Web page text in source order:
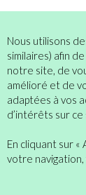
Nous utilisons
similaires) afin
notre site, de
amélioré et de
adaptées à vos
d’intérêts sur
En cliquant sur
votre navigation,
Bienvenue
Mon
HYGIENE